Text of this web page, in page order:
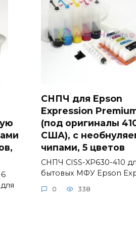
СНПЧ для Epson
Expression
(под оригиналы
США), с
чипами, 5 цветов
СНПЧ CISS-XP630-410
бытовых МФУ Epson
0 338